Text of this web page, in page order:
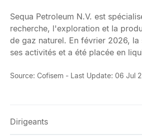
Sequa Petroleum N.V. est
recherche, l'exploration et la
de gaz naturel. En février 2026, la
ses activités et a été placée en
Source: Cofisem - Last Update: 06 Jul
Dirigeants